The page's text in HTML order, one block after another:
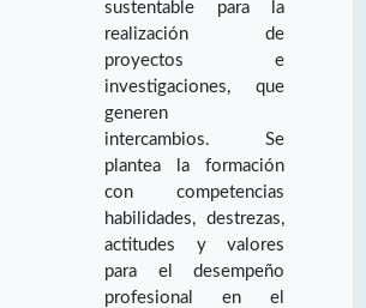
sustentable para la
realización de
proyectos e
investigaciones, que
generen
intercambios. Se
plantea la formación
con competencias
habilidades, destrezas,
actitudes y valores
para el desempeño
profesional en el